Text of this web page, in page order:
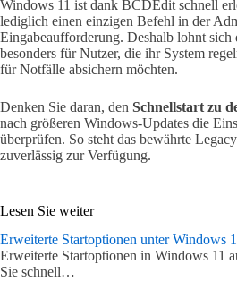
Windows 11 ist dank BCDEdit schnell
lediglich einen einzigen Befehl in der
Eingabeaufforderung. Deshalb lohnt
besonders für Nutzer, die ihr System
für Notfälle absichern möchten.
Denken Sie daran, den Schnellstart zu
nach größeren Windows-Updates die
überprüfen. So steht das bewährte
zuverlässig zur Verfügung.
Lesen Sie weiter
Erweiterte Startoptionen unter Windows
Erweiterte Startoptionen in Windows 11
Sie schnell…